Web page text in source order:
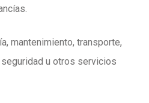
mantenimiento, transporte,
u otros servicios